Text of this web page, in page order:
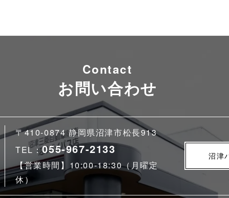
Contact
お問い合わせ
〒410-0874 静岡県沼津市松長913
TEL：055-967-2133
【営業時間】10:00-18:30（月曜定
休）
沼津